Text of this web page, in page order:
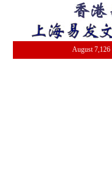
August 7,126